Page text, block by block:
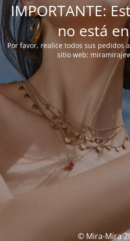
IMPORTANTE:
no está
Por favor, realice todos sus pedidos
sitio web:
© Mira-Mira